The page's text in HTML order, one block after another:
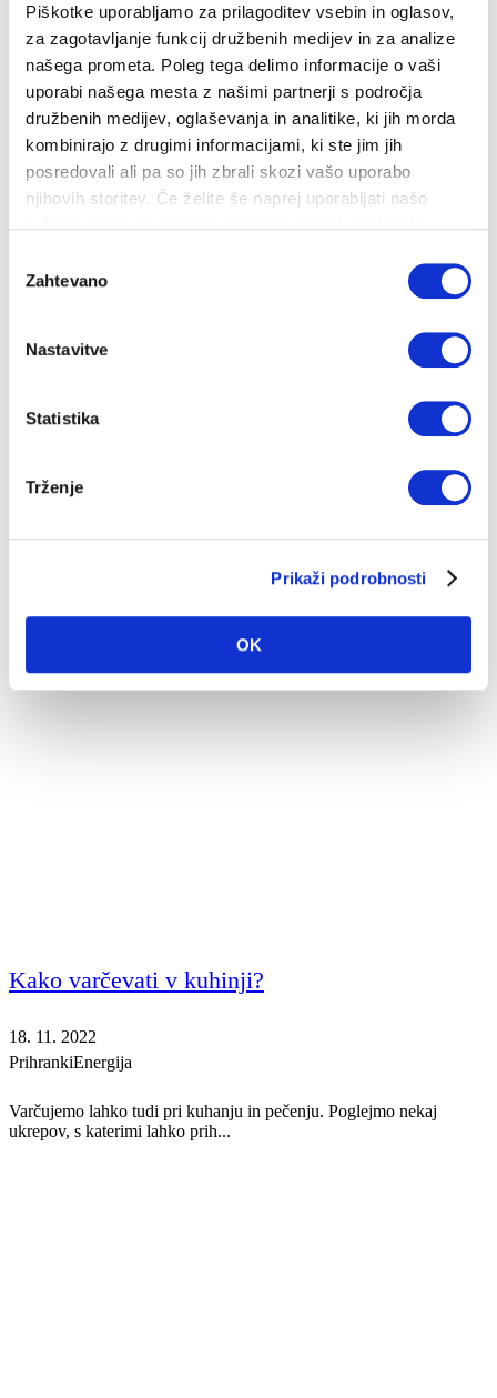
Piškotke uporabljamo za prilagoditev vsebin in oglasov,
za zagotavljanje funkcij družbenih medijev in za analize
našega prometa. Poleg tega delimo informacije o vaši
uporabi našega mesta z našimi partnerji s področja
družbenih medijev, oglaševanja in analitike, ki jih morda
kombinirajo z drugimi informacijami, ki ste jim jih
posredovali ali pa so jih zbrali skozi vašo uporabo
njihovih storitev. Če želite še naprej uporabljati našo
soglasja
Zahtevano
Nastavitve
Statistika
Trženje
Prikaži podrobnosti
OK
O koncu ogrevalne sezone danes odločate
upora...
10. 04. 2024
Strošek ogrevanjaNizke temperatureNepričakovani stroški
Uporabniki daljinskega ogrevanja v Ljubljani se o začetku in koncu
ogrevalne sezone sami o...
Izteka se obdobje znižanega DDV na energente
Kako varčevati v kuhinji?
18. 11. 2022
PrihrankiEnergija
Varčujemo lahko tudi pri kuhanju in pečenju. Poglejmo nekaj
ukrepov, s katerimi lahko prih...